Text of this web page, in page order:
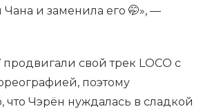
и заменила его 🤭», —
продвигали свой трек LOCO с
поэтому
что Чэрён нуждалась в сладкой